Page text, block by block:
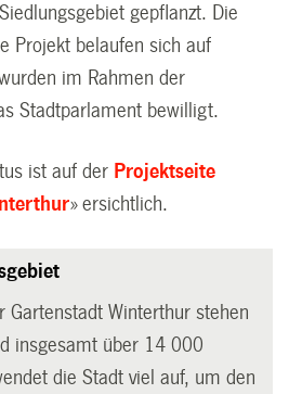
gepflanzt. Die
Projekt belaufen sich auf
im Rahmen der
Stadtparlament bewilligt.
ist auf der Projektseite
» ersichtlich.
Gartenstadt Winterthur stehen
insgesamt über 14 000
die Stadt viel auf, um den